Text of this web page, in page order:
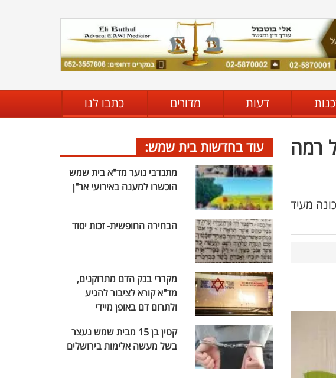
דעות מדורים כתבו לנו
רמה
מעיד
עוד בחדשות בית שמש:
מתנדבי נוער מד"א בית שמש
הוכשרו למענה באירועי אר"ן
הבחירה החופשית- זכות יסוד
מקררי בנק הדם מתרוקנים,
מד"א קורא לציבור להגיע
ולתרום דם באופן מיידי
קטין בן 15 מבית שמש נעצר
בשל מעשה אלימות בירושלים